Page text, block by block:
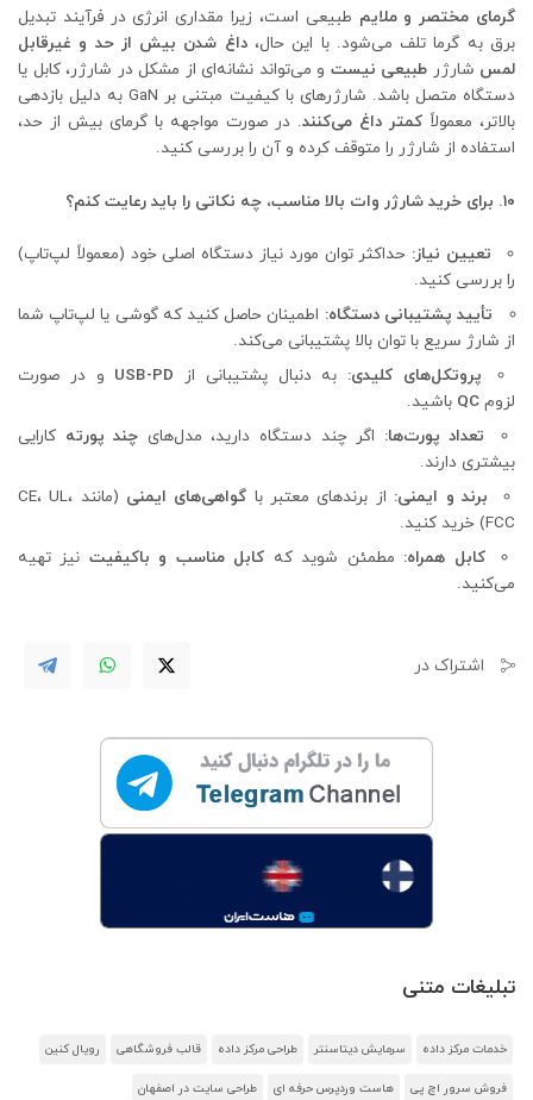
گرمای مختصر و ملایم طبیعی است، زیرا مقداری انرژی در فرآیند تبدیل
برق به گرما تلف می‌شود. با این حال،داغ شدن بیش از حد و غیرقابل
لمس شارژر طبیعی نیست و می‌تواند نشانه‌ای از مشکل در شارژر، کابل یا
دستگاه متصل باشد. شارژرهای با کیفیت مبتنی بر GaN به دلیل بازدهی
بالاتر، معمولاً کمتر داغ می‌کنند. در صورت مواجهه با گرمای بیش از حد،
استفاده از شارژر را متوقف کرده و آن را بررسی کنید.
۱۰. برای خرید شارژر وات بالا مناسب، چه نکاتی را باید رعایت کنم؟
تعیین نیاز: حداکثر توان مورد نیاز دستگاه اصلی خود (معمولاً لپ‌تاپ)
را بررسی کنید.
تأیید پشتیبانی دستگاه: اطمینان حاصل کنید که گوشی یا لپ‌تاپ شما
از شارژ سریع با توان بالا پشتیبانی می‌کند.
پروتکل‌های کلیدی: به دنبال پشتیبانی از USB-PD و در صورت
لزوم QC باشید.
تعداد پورت‌ها: اگر چند دستگاه دارید، مدل‌های چند پورته کارایی
بیشتری دارند.
برند و ایمنی: از برندهای معتبر با گواهی‌های ایمنی
(مانند CE، UL،
FCC) خرید کنید.
کابل همراه: مطمئن شوید که کابل مناسب و باکیفیت نیز تهیه
می‌کنید.
اشتراک در
تبلیغات متنی
خدمات مرکز داده سرمایش دیتاسنتر طراحی مرکز داده قالب فروشگاهی رویال کنین
فروش سرور اچ پی هاست وردپرس حرفه ای طراحی سایت در اصفهان